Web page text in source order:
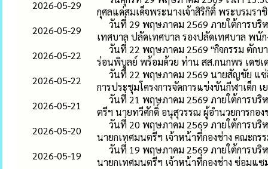
2026-05-29
กุศลแด่สมเด็จพระนางเจ้าสิริกิติ์ พระบรมร
2026-05-29
วันที่ 29 พฤษภาคม 2569 ภายใต้การบ
เทศบาล ปลัดเทศบาล รองปลัดเทศบาล พนั
2026-05-22
วันที่ 22 พฤษภาคม 2569 "กิจกรรม ตักบ
ร่อนพิบูลย์ พร้อมด้วย ท่าน สส.กนกพร เดช
2026-05-22
วันที่ 22 พฤษภาคม 2569 นายสัญชัย แ
การประชุมโครงการจัดการแข่งขันกีฬาเด็ก
2026-05-21
วันที่ 21 พฤษภาคม 2569 ภายใต้การบ
ตรีฯ นายทวีศักดิ์ อนุสุวรรณ ผู้อำนวยการกอง
2026-05-20
วันที่ 20 พฤษภาคม 2569 ภายใต้การบ
นายกเทศมนตรีฯ เจ้าหน้าที่กองช่าง คณะกร
2026-05-19
วันที่ 19 พฤษภาคม 2569 ภายใต้การบ
นายกเทศมนตรีฯ เจ้าหน้าที่กองช่าง ซ่อมแ